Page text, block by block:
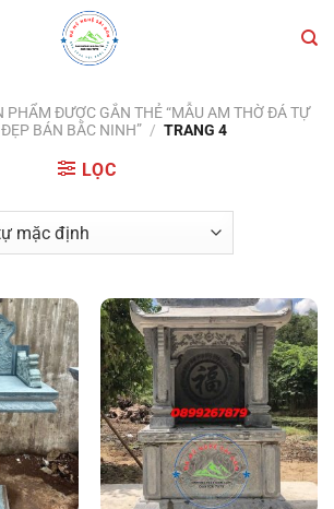
PHẨM ĐƯỢC GẮN THẺ “MẪU AM THỜ ĐÁ TỰ
BÁN BẮC NINH” / TRANG 4
LỌC